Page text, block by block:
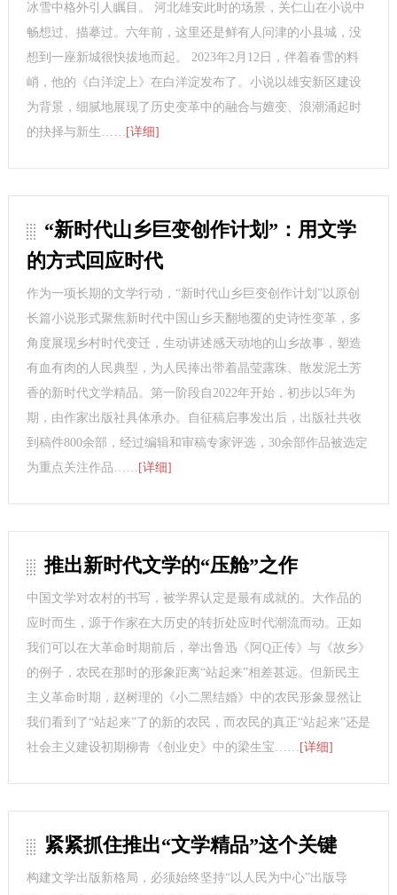
冰雪中格外引人瞩目。 河北雄安此时的场景，关仁山在小说中
畅想过、描摹过。六年前，这里还是鲜有人问津的小县城，没
想到一座新城很快拔地而起。 2023年2月12日，伴着春雪的料
峭，他的《白洋淀上》在白洋淀发布了。小说以雄安新区建设
为背景，细腻地展现了历史变革中的融合与嬗变、浪潮涌起时
的抉择与新生…… [详细]
“新时代山乡巨变创作计划”：用文学
的方式回应时代
作为一项长期的文学行动，“新时代山乡巨变创作计划”以原创
长篇小说形式聚焦新时代中国山乡天翻地覆的史诗性变革，多
角度展现乡村时代变迁，生动讲述感天动地的山乡故事，塑造
有血有肉的人民典型，为人民捧出带着晶莹露珠、散发泥土芳
香的新时代文学精品。第一阶段自2022年开始，初步以5年为
期，由作家出版社具体承办。自征稿启事发出后，出版社共收
到稿件800余部，经过编辑和审稿专家评选，30余部作品被选定
为重点关注作品…… [详细]
推出新时代文学的“压舱”之作
中国文学对农村的书写，被学界认定是最有成就的。大作品的
应时而生，源于作家在大历史的转折处应时代潮流而动。正如
我们可以在大革命时期前后，举出鲁迅《阿Q正传》与《故乡》
的例子，农民在那时的形象距离“站起来”相差甚远。但新民主
主义革命时期，赵树理的《小二黑结婚》中的农民形象显然让
我们看到了“站起来”了的新的农民，而农民的真正“站起来”还是
社会主义建设初期柳青《创业史》中的梁生宝…… [详细]
紧紧抓住推出“文学精品”这个关键
构建文学出版新格局，必须始终坚持“以人民为中心”出版导